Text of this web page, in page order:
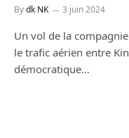
Bydk NK 3 juin 2024
Un vol de la
le trafic aérien entre
démocratique…